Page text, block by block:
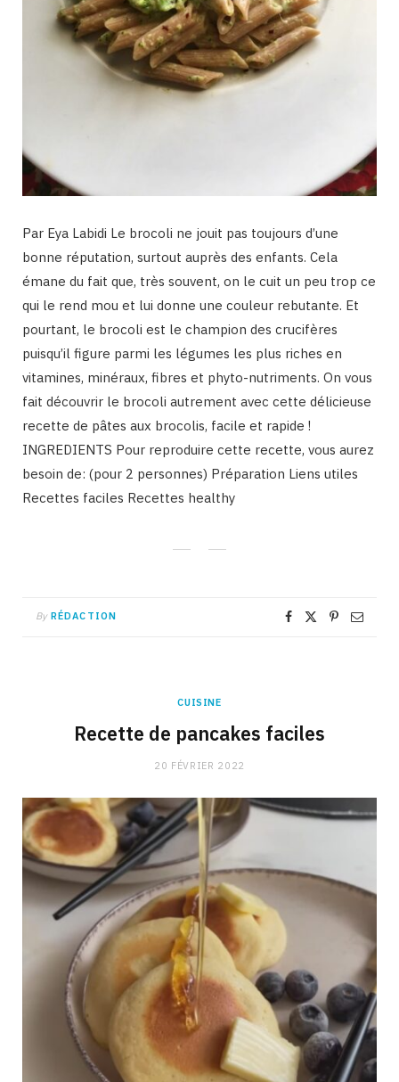
Par Eya Labidi Le brocoli ne jouit pas toujours d’une
bonne réputation, surtout auprès des enfants. Cela
émane du fait que, très souvent, on le cuit un peu trop ce
qui le rend mou et lui donne une couleur rebutante. Et
pourtant, le brocoli est le champion des crucifères
puisqu’il figure parmi les légumes les plus riches en
vitamines, minéraux, fibres et phyto-nutriments. On vous
fait découvrir le brocoli autrement avec cette délicieuse
recette de pâtes aux brocolis, facile et rapide !
INGREDIENTS Pour reproduire cette recette, vous aurez
besoin de: (pour 2 personnes) Préparation Liens utiles
Recettes faciles Recettes healthy
By RÉDACTION
CUISINE
Recette de pancakes faciles
20 FÉVRIER 2022